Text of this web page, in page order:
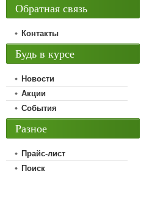
Обратная связь
Контакты
Будь в курсе
Новости
Акции
События
Разное
Прайс-лист
Поиск